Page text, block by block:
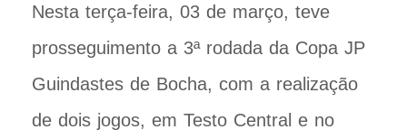
Nesta terça-feira, 03 de março, teve
prosseguimento a 3ª rodada da Copa JP
Guindastes de Bocha, com a realização
de dois jogos, em Testo Central e no